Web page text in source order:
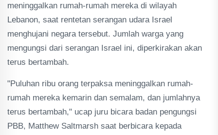
meninggalkan rumah-rumah mereka di wilayah
Lebanon, saat rentetan serangan udara Israel
menghujani negara tersebut. Jumlah warga yang
mengungsi dari serangan Israel ini, diperkirakan akan
terus bertambah.
"Puluhan ribu orang terpaksa meninggalkan rumah-
rumah mereka kemarin dan semalam, dan jumlahnya
terus bertambah," ucap juru bicara badan pengungsi
PBB, Matthew Saltmarsh saat berbicara kepada